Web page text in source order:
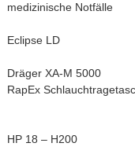
medizinische Notfälle
– 1
Eclipse LD
– 1
Dräger
RapEx
–
–
HP 18 – H200
–